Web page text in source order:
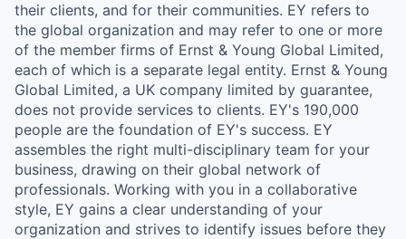
their clients, and for their communities. EY refers to
the global organization and may refer to one or more
of the member firms of Ernst & Young Global Limited,
each of which is a separate legal entity. Ernst & Young
Global Limited, a UK company limited by guarantee,
does not provide services to clients. EY's 190,000
people are the foundation of EY's success. EY
assembles the right multi-disciplinary team for your
business, drawing on their global network of
professionals. Working with you in a collaborative
style, EY gains a clear understanding of your
organization and strives to identify issues before they